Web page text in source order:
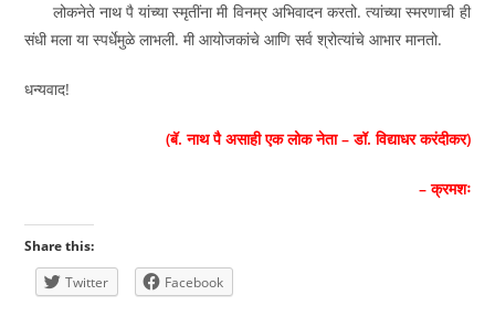
लोकनेते नाथ पै यांच्या स्मृतींना मी विनम्र अभिवादन करतो. त्यांच्या स्मरणाची ही
संधी मला या स्पर्धेमुळे लाभली. मी आयोजकांचे आणि सर्व श्रोत्यांचे आभार मानतो.
धन्यवाद!
(बॅ. नाथ पै असाही एक लोक नेता – डॉ. विद्याधर करंदीकर)
– क्रमशः
Share this:
Twitter
Facebook